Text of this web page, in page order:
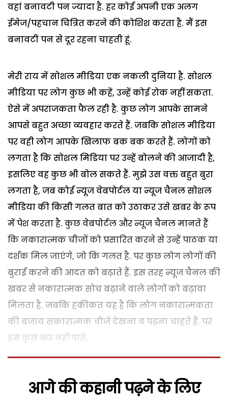
वहां बनावटी पन ज्यादा है. हर कोई अपनी एक अलग
ईमेज/पहचान चित्रित करने की कोशिश करता है. मैं इस
बनावटी पन से दूर रहना चाहती हूं.
मेरी राय में सोशल मीडिया एक नकली दुनिया है. सोशल
मीडिया पर लोग कुछ भी कहें, उन्हें कोई रोक नहीं सकता.
ऐसे में अपराजकता फैल रही है. कुछ लोग आपके सामने
आपसे बहुत अच्छा व्यवहार करते हैं. जबकि सोशल मीडिया
पर वही लोग आपके खिलाफ बक बक करते हैं. लोगों को
लगता है कि सोशल मिडिया पर उन्हें बोलने की आजादी है,
इसलिए वह कुछ भी बोल सकते हैं. मुझे उस वक्त बहुत बुरा
लगता है, जब कोई न्यूज वेबपोर्टल या न्यूज चैनल सोशल
मीडिया की किसी गलत बात को उठाकर उसे खबर के रूप
में पेश करता है. कुछ वेबपोर्टल और न्यूज चैनल मानते हैं
कि नकारात्मक चीजों को प्रसारित करने से उन्हें पाठक या
दर्शक मिल जाएंगे, जो कि गलत है. पर कुछ लोग लोगों की
बुराई करने की आदत को बढ़ाते हैं. इस तरह न्यूज चैनल की
खबर से नकारात्मक सोच बढ़ाने वाले लोगों को बढ़ावा
मिलता है. जबकि हकीकत यह है कि लोग नकारात्मकता
की बजाय सकारात्मक चीजें देखना व पढ़ना चाहते हैं. पर
हम कुछ कर नहीं पाते.
आगे की कहानी पढ़ने के लिए